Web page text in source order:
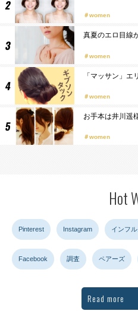
women
真夏のエロ目線
women
「マッサン」エ
women
お手本は井川遥
women
Hot
Pinterest Instagram インフ
Facebook 調査 ペアーズ
Read more